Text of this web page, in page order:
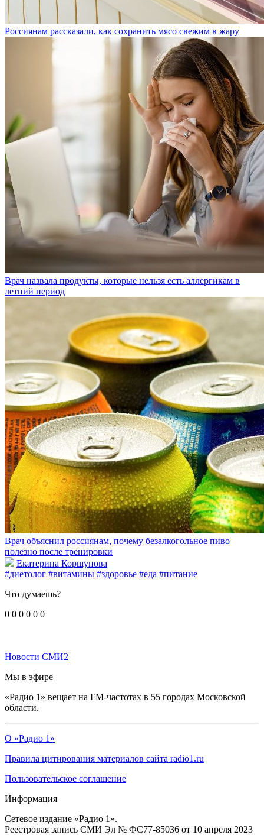
Россиянам рассказали, как сохранить мясо свежим в жару
Врач назвала продукты, которые нельзя есть аллергикам в
летний период
Врач объяснил россиянам, почему безалкогольное пиво
полезно после тренировки
Екатерина Коршунова
#диетолог #витамины #здоровье #еда #питание
Что думаешь?
0 0 0 0 0 0
Новости СМИ2
Мы в эфире
«Радио 1» вещает на FM-частотах в 55 городах Московской
области.
О «Радио 1»
Правила цитирования материалов сайта radio1.ru
Пользовательское соглашение
Информация
Сетевое издание «Радио 1».
Реестровая запись СМИ Эл № ФС77-85036 от 10 апреля 2023